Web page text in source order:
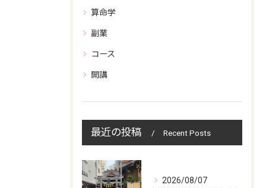
算命学
副業
コース
開講
最近の投稿 Recent Posts
2026/08/07